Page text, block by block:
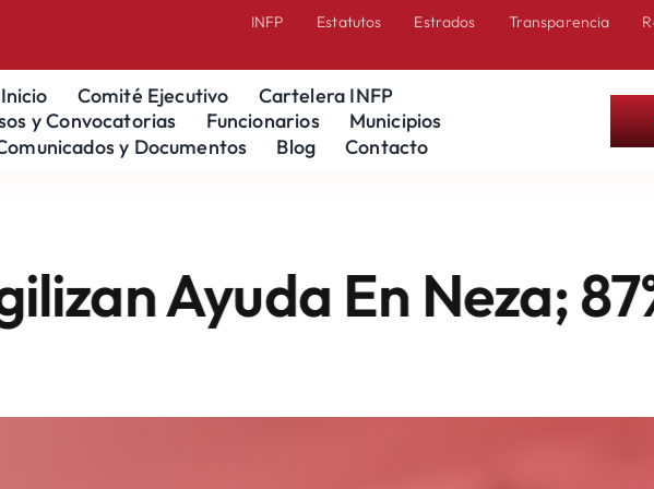
INFP Estatutos Estrados Transparencia
Inicio Comité Ejecutivo
Cartelera INFP
y Convocatorias
Funcionarios
Municipios
y Documentos
Blog Contacto
En Neza; 87% De